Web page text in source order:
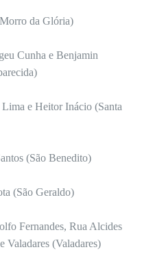
da Glória)
Cunha e Benjamin
e Heitor Inácio (Santa
(São Benedito)
(São Geraldo)
Fernandes, Rua Alcides
Valadares (Valadares)